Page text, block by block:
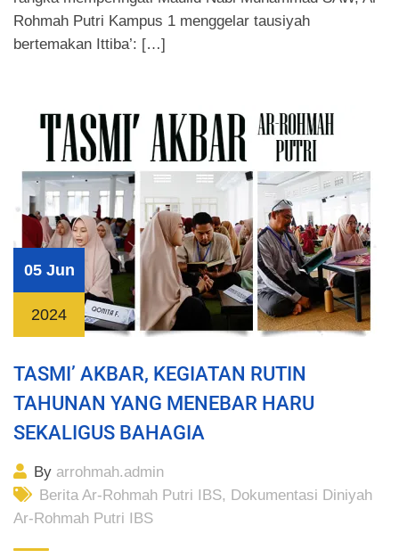
Rohmah Putri Kampus 1 menggelar tausiyah
bertemakan Ittiba’: […]
05 Jun
2024
TASMI’ AKBAR, KEGIATAN RUTIN
TAHUNAN YANG MENEBAR HARU
SEKALIGUS BAHAGIA
By arrohmah.admin
Berita Ar-Rohmah Putri IBS, Dokumentasi Diniyah
Ar-Rohmah Putri IBS